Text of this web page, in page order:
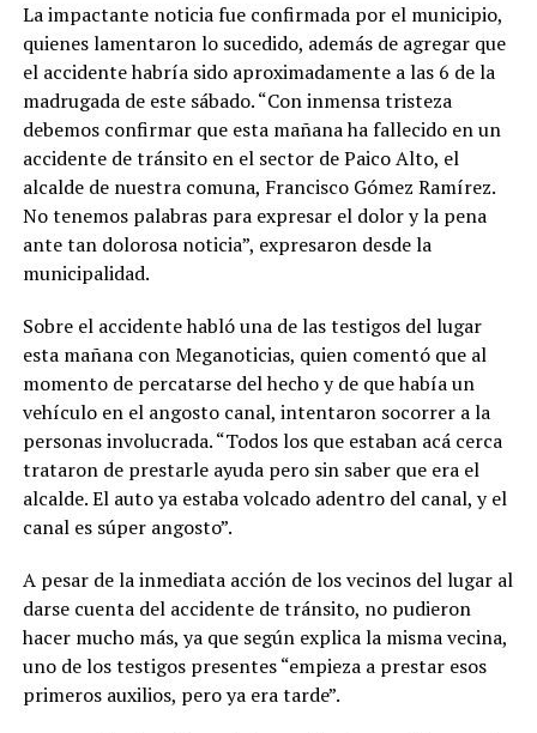
La impactante noticia fue confirmada por el municipio,
quienes lamentaron lo sucedido, además de agregar que
el accidente habría sido aproximadamente a las 6 de la
madrugada de este sábado. “Con inmensa tristeza
debemos confirmar que esta mañana ha fallecido en un
accidente de tránsito en el sector de Paico Alto, el
alcalde de nuestra comuna, Francisco Gómez Ramírez.
No tenemos palabras para expresar el dolor y la pena
ante tan dolorosa noticia”, expresaron desde la
municipalidad.
Sobre el accidente habló una de las testigos del lugar
esta mañana con Meganoticias, quien comentó que al
momento de percatarse del hecho y de que había un
vehículo en el angosto canal, intentaron socorrer a la
personas involucrada. “Todos los que estaban acá cerca
trataron de prestarle ayuda pero sin saber que era el
alcalde. El auto ya estaba volcado adentro del canal, y el
canal es súper angosto”.
A pesar de la inmediata acción de los vecinos del lugar al
darse cuenta del accidente de tránsito, no pudieron
hacer mucho más, ya que según explica la misma vecina,
uno de los testigos presentes “empieza a prestar esos
primeros auxilios, pero ya era tarde”.